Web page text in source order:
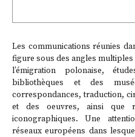
Les communications réunies
figure sous des angles
l’émigration polonaise,
bibliothèques et des
correspondances, traduction,
et des oeuvres, ainsi que
iconographiques. Une
réseaux européens dans